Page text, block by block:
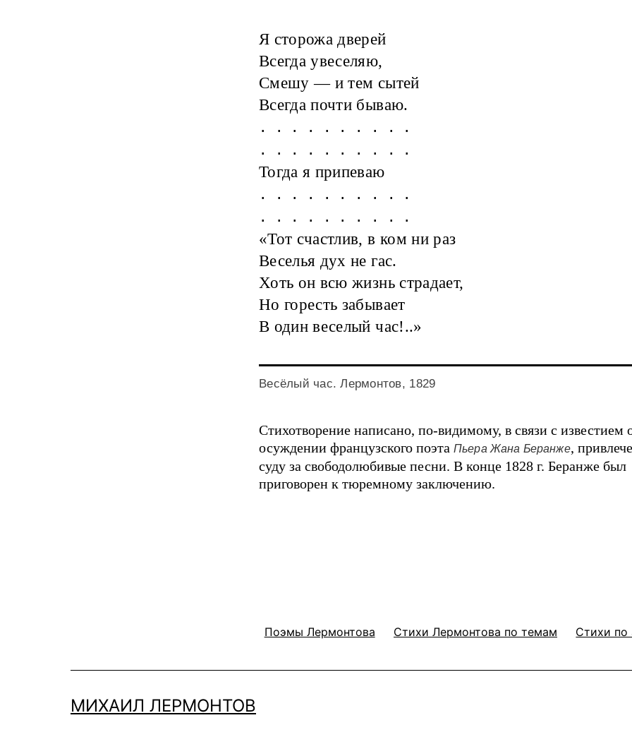
Я сторожа дверей
Всегда увеселяю,
Смешу — и тем сытей
Всегда почти бываю.
. . . . . . . . . .
. . . . . . . . . .
Тогда я припеваю
. . . . . . . . . .
. . . . . . . . . .
«Тот счастлив, в ком ни раз
Веселья дух не гас.
Хоть он всю жизнь страдает,
Но горесть забывает
В один веселый час!..»
Весёлый час. Лермонтов, 1829
Стихотворение написано, по-видимому, в связи с известием
осуждении французского поэта Пьера Жана Беранже,
суду за свободолюбивые песни. В конце 1828 г. Беранже был
приговорен к тюремному заключению.
Поэмы Лермонтова Стихи Лермонтова по темам Стихи по
МИХАИЛ ЛЕРМОНТОВ